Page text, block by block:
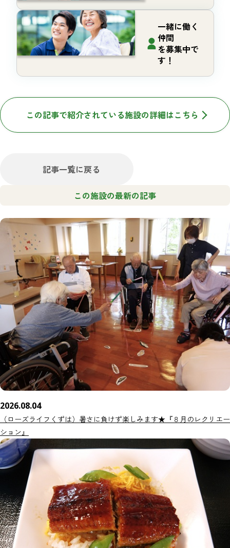
一緒に働く
仲間
を募集中で
す！
この記事で紹介されている施設の詳細はこちら
記事一覧に戻る
この施設の最新の記事
2026.08.04
（ローズライフくずは）暑さに負けず楽しみます★『８月のレクリエー
ション』